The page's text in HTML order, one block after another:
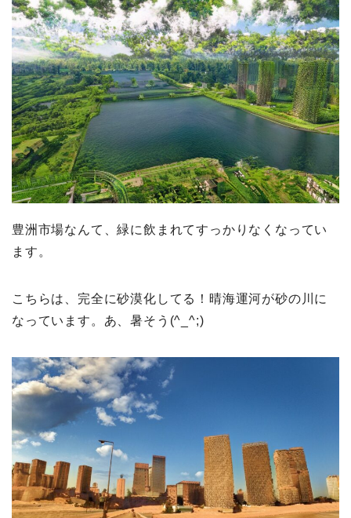
豊洲市場なんて、緑に飲まれてすっかりなくなってい
ます。
こちらは、完全に砂漠化してる！晴海運河が砂の川に
なっています。あ、暑そう(^_^;)